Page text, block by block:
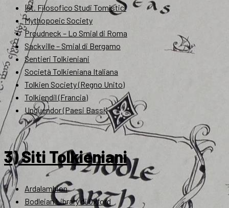
Ist. Filosofico Studi Tomistici
Mythopoeic Society
Proudneck – Lo Smial di Roma
Sackville – Smial di Bergamo
Sentieri Tolkieniani
Società Tolkieniana Italiana
Tolkien Society (Regno Unito)
Tolkiendil (Francia)
Unquendor (Paesi Bassi)
3) Siti Tolkieniani
Ardalambion
Bodleian Library di Oxford